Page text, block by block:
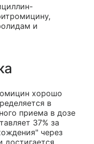
и
хорошо
в
приема в дозе
37% за
через
достигается